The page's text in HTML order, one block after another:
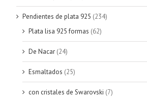
Pendientes de plata 925 (234)
Plata lisa 925 formas (62)
De Nacar (24)
Esmaltados (25)
con cristales de Swarovski (7)